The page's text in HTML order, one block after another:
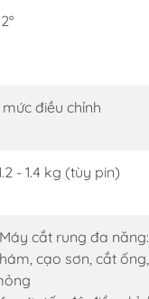
mức điều chỉnh
- 1.4 kg (tùy pin)
Máy cắt rung đa
cạo sơn, cắt